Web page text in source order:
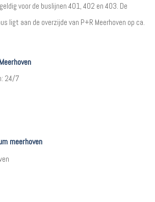
voor de buslijnen 401, 402 en 403. De
ligt aan de overzijde van P+R Meerhoven op ca.
24/7
meerhoven